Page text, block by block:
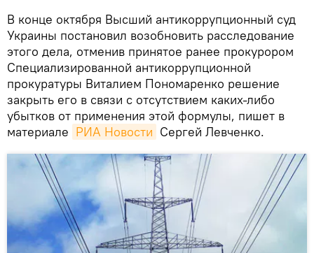
В конце октября Высший антикоррупционный суд
Украины постановил возобновить расследование
этого дела, отменив принятое ранее прокурором
Специализированной антикоррупционной
прокуратуры Виталием Пономаренко решение
закрыть его в связи с отсутствием каких-либо
убытков от применения этой формулы, пишет в
материале РИА Новости Сергей Левченко.